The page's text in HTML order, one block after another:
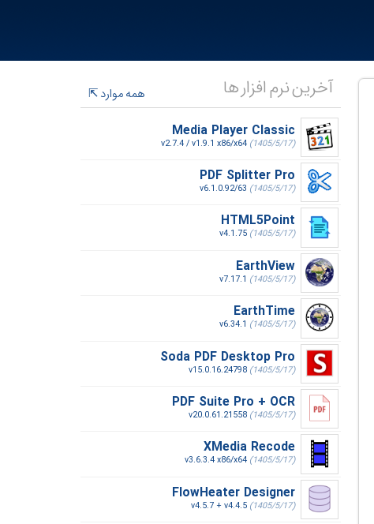
آخرین نرم افزار ها
همه موارد
Media Player Classic
v2.7.4 / v1.9.1 x86/x64 (1405/5/17)
PDF Splitter Pro
v6.1.0.92/63 (1405/5/17)
HTML5Point
v4.1.75 (1405/5/17)
EarthView
v7.17.1 (1405/5/17)
EarthTime
v6.34.1 (1405/5/17)
Soda PDF Desktop Pro
v15.0.16.24798 (1405/5/17)
PDF Suite Pro + OCR
v20.0.61.21558 (1405/5/17)
XMedia Recode
v3.6.3.4 x86/x64 (1405/5/17)
FlowHeater Designer
v4.5.7 + v4.4.5 (1405/5/17)